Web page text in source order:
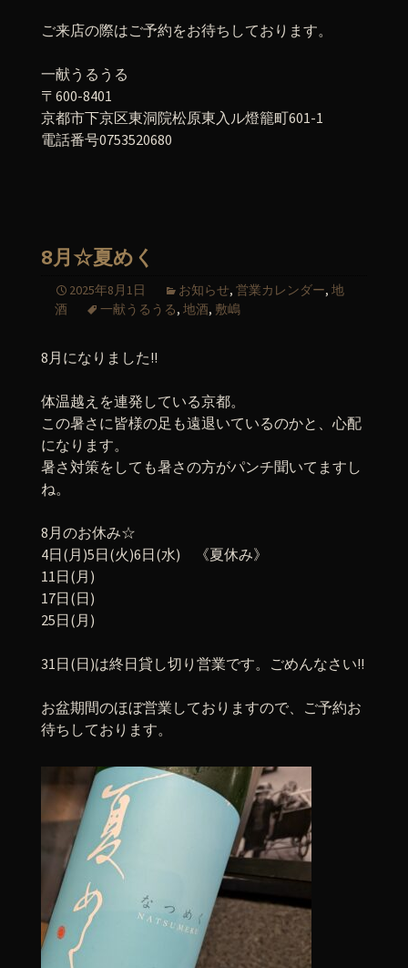
ご来店の際はご予約をお待ちしております。
一献うるうる
〒600-8401
京都市下京区東洞院松原東入ル燈籠町601-1
電話番号0753520680
8月☆夏めく
2025年8月1日 お知らせ, 営業カレンダー, 地
酒
一献うるうる, 地酒, 敷嶋
8月になりました!!
体温越えを連発している京都。
この暑さに皆様の足も遠退いているのかと、心配
になります。
暑さ対策をしても暑さの方がパンチ聞いてますし
ね。
8月のお休み☆
4日(月)5日(火)6日(水) 《夏休み》
11日(月)
17日(日)
25日(月)
31日(日)は終日貸し切り営業です。ごめんなさい!!
お盆期間のほぼ営業しておりますので、ご予約お
待ちしております。